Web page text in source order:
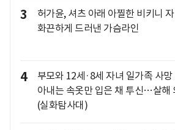
3
허가윤, 셔츠 아래 아찔한 비키니
화끈하게 드러낸 가슴라인
4
부모와 12세·8세 자녀 일가족 사망
아내는 속옷만 입은 채 투신…살해
(실화탐사대)